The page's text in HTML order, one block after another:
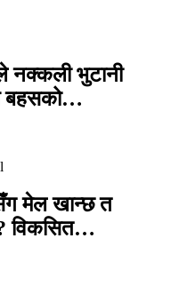
नक्कली भुटानी
बहसको…
मेल खान्छ त
विकसित…